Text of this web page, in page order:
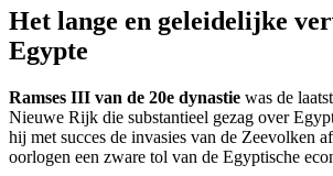
Het lange en geleidelijke
Egypte
Ramses III van de 20e dynastie was de
Nieuwe Rijk die substantieel gezag over
hij met succes de invasies van de Zeevolken
oorlogen een zware tol van de Egyptische